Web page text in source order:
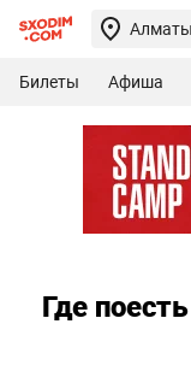
Алматы
Билеты Афиша
Где